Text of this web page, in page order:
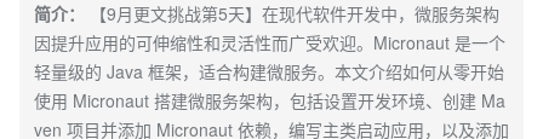
简介：
【9月更文挑战第5天】在现代软件开发中，微服务架构
因提升应用的可伸缩性和灵活性而广受欢迎。Micronaut 是一个
轻量级的 Java 框架，适合构建微服务。本文介绍如何从零开始
使用 Micronaut 搭建微服务架构，包括设置开发环境、创建 Ma
ven 项目并添加 Micronaut 依赖，编写主类启动应用，以及添加